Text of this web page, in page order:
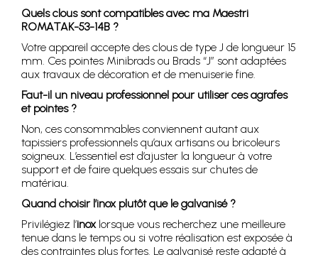
Quels clous sont compatibles avec ma Maestri
ROMATAK-53-14B ?
Votre appareil accepte des clous de type J de longueur 15
mm. Ces pointes Minibrads ou Brads “J” sont adaptées
aux travaux de décoration et de menuiserie fine.
Faut-il un niveau professionnel pour utiliser ces agrafes
et pointes ?
Non, ces consommables conviennent autant aux
tapissiers professionnels qu’aux artisans ou bricoleurs
soigneux. L’essentiel est d’ajuster la longueur à votre
support et de faire quelques essais sur chutes de
matériau.
Quand choisir l’inox plutôt que le galvanisé ?
Privilégiez l’inoxlorsque vous recherchez une meilleure
tenue dans le temps ou si votre réalisation est exposée à
des contraintes plus fortes. Le galvanisé reste adapté à